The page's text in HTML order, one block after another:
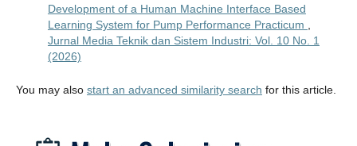
Development of a Human Machine Interface Based
Learning System for Pump Performance Practicum
Jurnal Media Teknik dan Sistem Industri: Vol. 10 No. 1
(2026)
You may also start an advanced similarity search for this article.